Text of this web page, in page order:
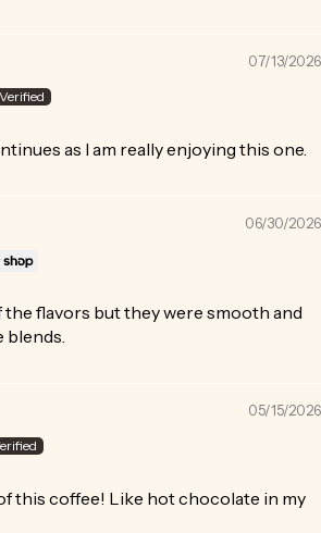
07/13/2026
as I am really enjoying this one.
06/30/2026
the flavors but they were smooth and
blends.
05/15/2026
this coffee! Like hot chocolate in my